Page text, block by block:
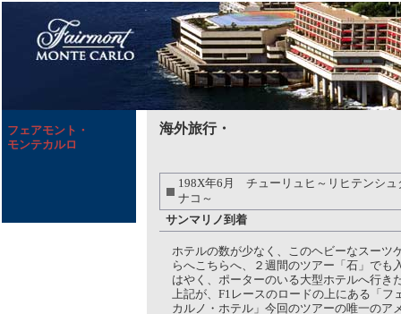
フェアモント・
モンテカルロ
海外旅行・
198X年6月 チューリュヒ～リヒテンシュ
ナコ～
サンマリノ到着
ホテルの数が少なく、このヘビーなスーツ
らへこちらへ、２週間のツアー「石」でも
はやく、ポーターのいる大型ホテルへ行き
上記が、F1レースのロードの上にある「フ
カルノ・ホテル」今回のツアーの唯一のア